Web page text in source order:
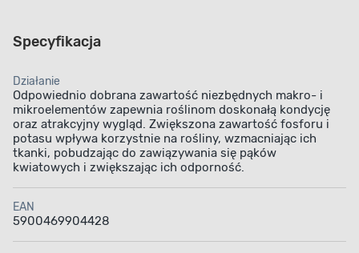
Specyfikacja
Działanie
Odpowiednio dobrana zawartość niezbędnych makro- i
mikroelementów zapewnia roślinom doskonałą kondycję
oraz atrakcyjny wygląd. Zwiększona zawartość fosforu i
potasu wpływa korzystnie na rośliny, wzmacniając ich
tkanki, pobudzając do zawiązywania się pąków
kwiatowych i zwiększając ich odporność.
EAN
5900469904428